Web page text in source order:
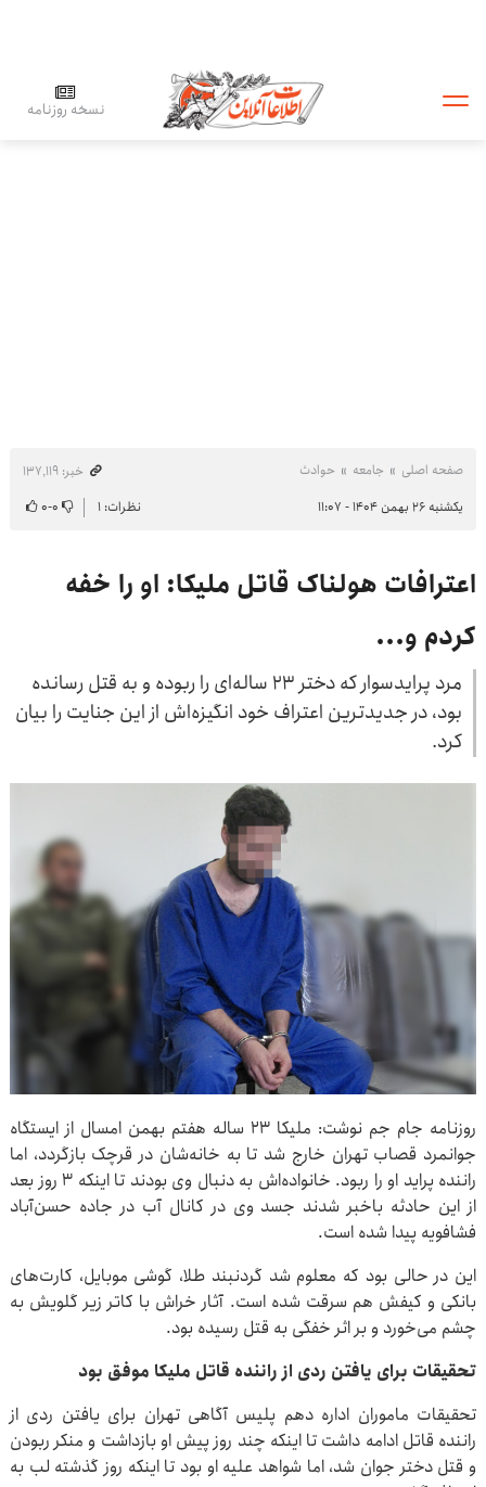
نسخه روزنامه
صفحه اصلی جامعه حوادث
خبر: ۱۳۷٬۱۱۹
یکشنبه ۲۶ بهمن ۱۴۰۴ - ۱۱:۰۷
نظرات: ۱ ۰-۰
اعترافات هولناک قاتل ملیکا: او را خفه
کردم و...
مرد پرایدسوار که دختر ۲۳ ساله‌ای را ربوده و به قتل رسانده
بود، در جدیدترین اعتراف خود انگیزه‌اش از این جنایت را بیان
کرد.
روزنامه جام جم نوشت: ملیکا ۲۳ ساله هفتم بهمن امسال از ایستگاه
جوانمرد قصاب تهران خارج شد تا به خانه‌شان در قرچک بازگردد، اما
راننده پراید او را ربود. خانواده‌اش به دنبال وی بودند تا اینکه ۳ روز بعد
از این حادثه باخبر شدند جسد وی در کانال آب در جاده حسن‌آباد
فشافویه پیدا شده است.
این در حالی بود که معلوم شد گردنبند طلا، گوشی موبایل، کارت‌های
بانکی و کیفش هم سرقت شده است. آثار خراش با کاتر زیر گلویش به
چشم می‌خورد و بر اثر خفگی به قتل رسیده بود.
تحقیقات برای یافتن ردی از راننده قاتل ملیکا موفق بود
تحقیقات ماموران اداره دهم پلیس آگاهی تهران برای یافتن ردی از
راننده قاتل ادامه داشت تا اینکه چند روز پیش او بازداشت و منکر ربودن
و قتل دختر جوان شد، اما شواهد علیه او بود تا اینکه روز گذشته لب به